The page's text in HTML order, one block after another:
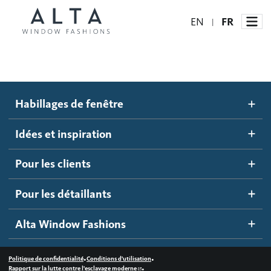
EN | FR
Stores automatisés
Stores alvéolés
Stores à enrouleur
Stores à bandes
Stores translucides
Stores en bois
Idées et inspiration
Blogue
Galerie d'inspiration
Comment ça marche
Devenir un détaillant
Accès détaillant
Contactez-nous
Habillages de fenêtre
Idées et inspiration
Pour les clients
Pour les détaillants
Alta Window Fashions
Politique de confidentialité•Conditions d'utilisation•
Rapport sur la lutte contre l'esclavage moderne •